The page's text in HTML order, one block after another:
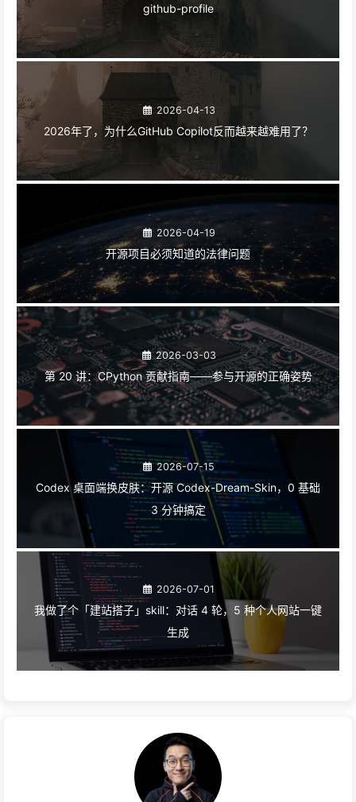
github-profile
2026-04-13
2026年了，为什么GitHub Copilot反而越来越难用了？
2026-04-19
开源项目必须知道的法律问题
2026-03-03
第 20 讲：CPython 贡献指南——参与开源的正确姿势
2026-07-15
Codex 桌面端换皮肤：开源 Codex-Dream-Skin，0 基础
3 分钟搞定
2026-07-01
我做了个「建站搭子」skill：对话 4 轮，5 种个人网站一键
生成